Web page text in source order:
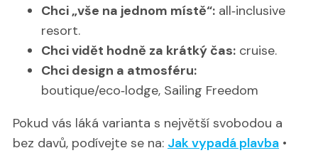
Chci „vše na jednom místě“: all‑inclusive
resort.
Chci vidět hodně za krátký čas: cruise.
Chci design a atmosféru:
boutique/eco‑lodge, Sailing Freedom
Pokud vás láká varianta s největší svobodou a
bez davů, podívejte se na: Jak vypadá plavba •